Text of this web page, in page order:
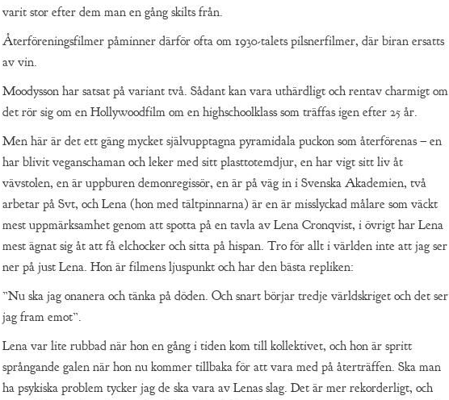
varit stor efter dem man en gång skilts från.
Återföreningsfilmer påminner därför ofta om 1930-talets pilsnerfilmer, där biran ersatts
av vin.
Moodysson har satsat på variant två. Sådant kan vara uthärdligt och rentav charmigt om
det rör sig om en Hollywoodfilm om en highschoolklass som träffas igen efter 25 år.
Men här är det ett gäng mycket självupptagna pyramidala puckon som återförenas – en
har blivit veganschaman och leker med sitt plasttotemdjur, en har vigt sitt liv åt
vävstolen, en är uppburen demonregissör, en är på väg in i Svenska Akademien, två
arbetar på Svt, och Lena (hon med tältpinnarna) är en är misslyckad målare som väckt
mest uppmärksamhet genom att spotta på en tavla av Lena Cronqvist, i övrigt har Lena
mest ägnat sig åt att få elchocker och sitta på hispan. Tro för allt i världen inte att jag ser
ner på just Lena. Hon är filmens ljuspunkt och har den bästa repliken:
”Nu ska jag onanera och tänka på döden. Och snart börjar tredje världskriget och det ser
jag fram emot”.
Lena var lite rubbad när hon en gång i tiden kom till kollektivet, och hon är spritt
språngande galen när hon nu kommer tillbaka för att vara med på återträffen. Ska man
ha psykiska problem tycker jag de ska vara av Lenas slag. Det är mer rekorderligt, och